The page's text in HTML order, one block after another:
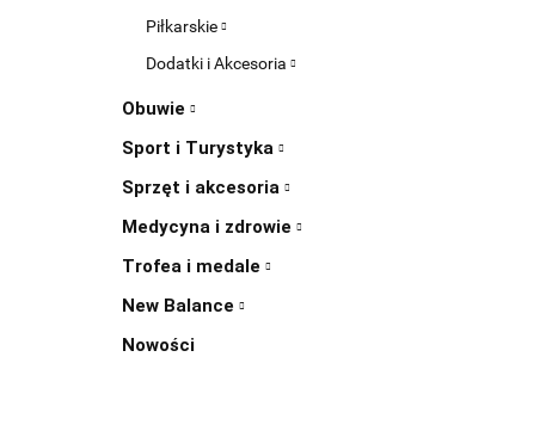
Piłkarskie
Dodatki i Akcesoria
Obuwie
Sport i Turystyka
Sprzęt i akcesoria
Medycyna i zdrowie
Trofea i medale
New Balance
Nowości